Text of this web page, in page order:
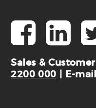
Sales &
2200 000 | E-mail